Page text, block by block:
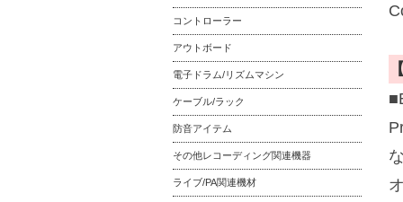
コントローラー
アウトボード
電子ドラム/リズムマシン
ケーブル/ラック
防音アイテム
その他レコーディング関連機器
ライブ/PA関連機材